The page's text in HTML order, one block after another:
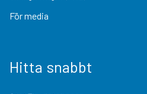
För media
Hitta snabbt